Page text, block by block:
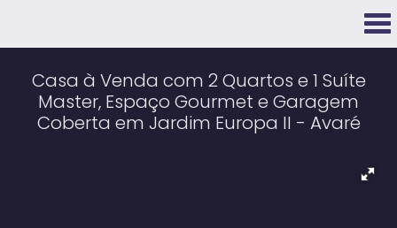
Casa à Venda com 2 Quartos e 1 Suíte
Master, Espaço Gourmet e Garagem
Coberta em Jardim Europa II - Avaré